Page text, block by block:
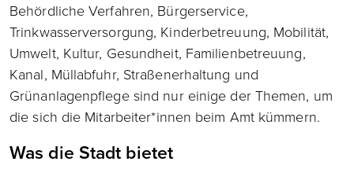
Behördliche Verfahren, Bürgerservice,
Trinkwasserversorgung, Kinderbetreuung, Mobilität,
Umwelt, Kultur, Gesundheit, Familienbetreuung,
Kanal, Müllabfuhr, Straßenerhaltung und
Grünanlagenpflege sind nur einige der Themen, um
die sich die Mitarbeiter*innen beim Amt kümmern.
Was die Stadt bietet